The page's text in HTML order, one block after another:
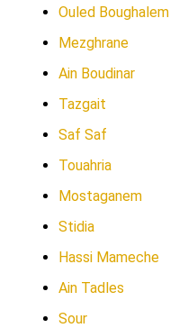
Ouled Boughalem
Mezghrane
Ain Boudinar
Tazgait
Saf Saf
Touahria
Mostaganem
Stidia
Hassi Mameche
Ain Tadles
Sour